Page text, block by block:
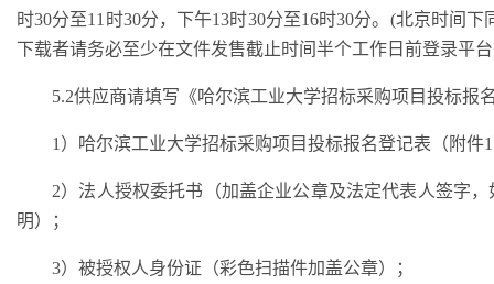
时30分至11时30分，下午13时30分至16时30分。(北京时间
下载者请务必至少在文件发售截止时间半个工作日前登录平
5.2供应商请填写《哈尔滨工业大学招标采购项目投标报
1）哈尔滨工业大学招标采购项目投标报名登记表（附件
2）法人授权委托书（加盖企业公章及法定代表人签字
明）；
3）被授权人身份证（彩色扫描件加盖公章）；